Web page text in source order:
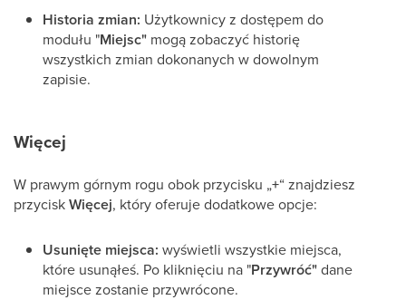
Historia zmian: Użytkownicy z dostępem do
modułu "Miejsc" mogą zobaczyć historię
wszystkich zmian dokonanych w dowolnym
zapisie.
Więcej
W prawym górnym rogu obok przycisku „+“ znajdziesz
przyciskWięcej, który oferuje dodatkowe opcje:
Usunięte miejsca: wyświetli wszystkie miejsca,
które usunąłeś. Po kliknięciu na "Przywróć"dane
miejsce zostanie przywrócone.